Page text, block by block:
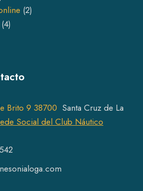
o
s
r
t
22
t
s
44
d
c
t
Brito 9 38700 Santa Cruz de La
Social del Club Náutico